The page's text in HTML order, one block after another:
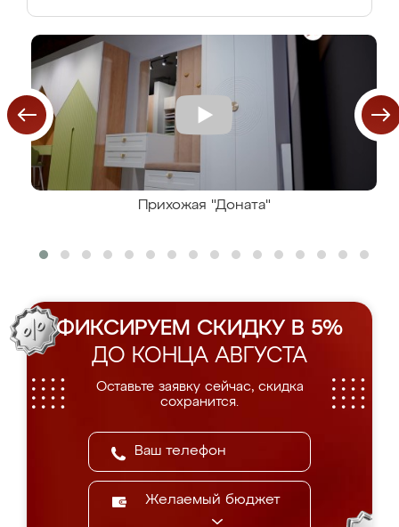
Прихожая "Доната"
ФИКСИРУЕМ СКИДКУ В 5%
ДО КОНЦА АВГУСТА
Оставьте заявку сейчас, скидка
сохранится.
Желаемый бюджет